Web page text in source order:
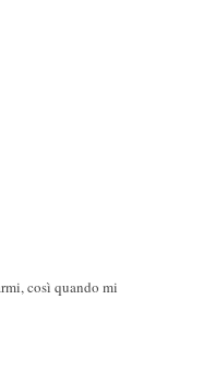
così quando mi